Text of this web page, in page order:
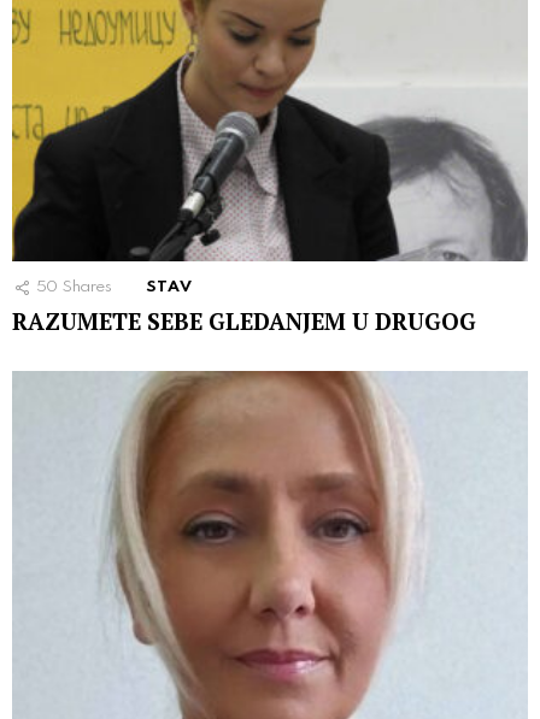
50 Shares STAV
RAZUMETE SEBE GLEDANJEM U DRUGOG